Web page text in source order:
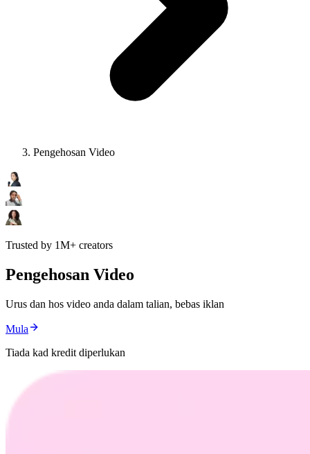
Pengehosan Video
Trusted by 1M+ creators
Pengehosan Video
Urus dan hos video anda dalam talian, bebas iklan
Mula
Tiada kad kredit diperlukan